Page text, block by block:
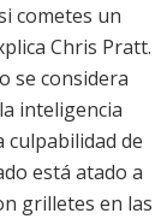
cometes un
Chris Pratt.
se considera
inteligencia
de
está atado a
grilletes en las